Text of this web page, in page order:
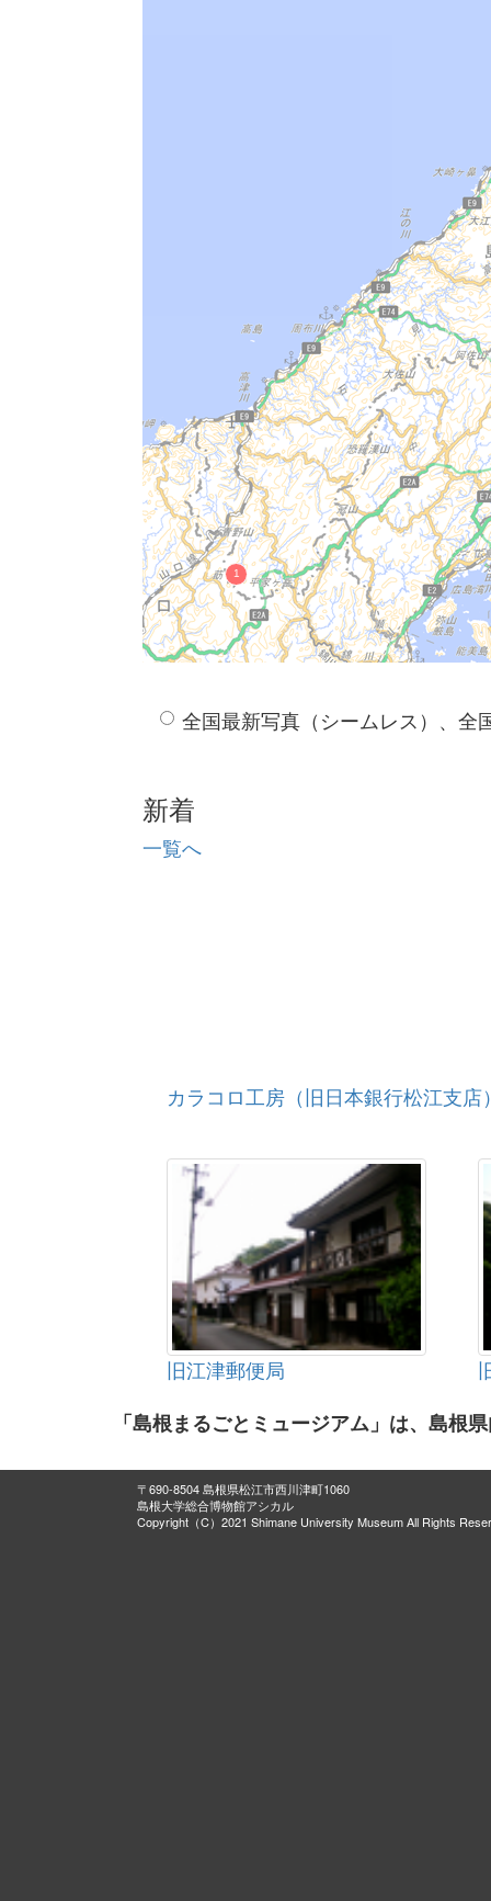
全国最新写真（シームレス）、全
新着
一覧へ
カラコロ工房（旧日本銀行松江支店
旧江津郵便局
「島根まるごとミュージアム」は、島根
〒690-8504 島根県松江市西川津町1060
島根大学総合博物館アシカル
Copyright（C）2021 Shimane University Museum All Rights